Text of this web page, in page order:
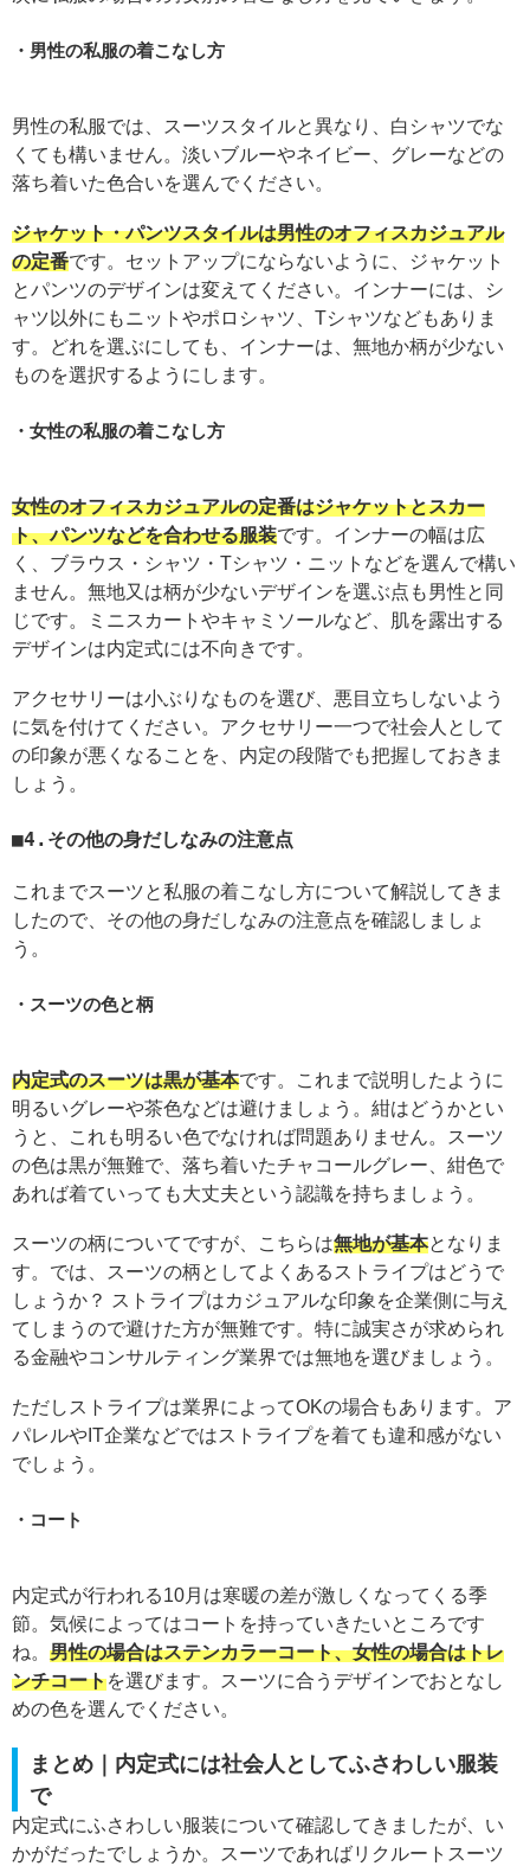
男性の私服の着こなし方
男性の私服では、スーツスタイルと異なり、白シャツでな
くても構いません。淡いブルーやネイビー、グレーなどの
落ち着いた色合いを選んでください。
ジャケット・パンツスタイルは男性のオフィスカジュアル
の定番です。セットアップにならないように、ジャケット
とパンツのデザインは変えてください。インナーには、シ
ャツ以外にもニットやポロシャツ、Tシャツなどもありま
す。どれを選ぶにしても、インナーは、無地か柄が少ない
ものを選択するようにします。
女性の私服の着こなし方
女性のオフィスカジュアルの定番はジャケットとスカー
ト、パンツなどを合わせる服装です。インナーの幅は広
く、ブラウス・シャツ・Tシャツ・ニットなどを選んで構い
ません。無地又は柄が少ないデザインを選ぶ点も男性と同
じです。ミニスカートやキャミソールなど、肌を露出する
デザインは内定式には不向きです。
アクセサリーは小ぶりなものを選び、悪目立ちしないよう
に気を付けてください。アクセサリー一つで社会人として
の印象が悪くなることを、内定の段階でも把握しておきま
しょう。
4.その他の身だしなみの注意点
これまでスーツと私服の着こなし方について解説してきま
したので、その他の身だしなみの注意点を確認しましょ
う。
スーツの色と柄
内定式のスーツは黒が基本です。これまで説明したように
明るいグレーや茶色などは避けましょう。紺はどうかとい
うと、これも明るい色でなければ問題ありません。スーツ
の色は黒が無難で、落ち着いたチャコールグレー、紺色で
あれば着ていっても大丈夫という認識を持ちましょう。
スーツの柄についてですが、こちらは無地が基本となりま
す。では、スーツの柄としてよくあるストライプはどうで
しょうか？ ストライプはカジュアルな印象を企業側に与え
てしまうので避けた方が無難です。特に誠実さが求められ
る金融やコンサルティング業界では無地を選びましょう。
ただしストライプは業界によってOKの場合もあります。ア
パレルやIT企業などではストライプを着ても違和感がない
でしょう。
コート
内定式が行われる10月は寒暖の差が激しくなってくる季
節。気候によってはコートを持っていきたいところです
ね。 男性の場合はステンカラーコート、女性の場合はトレ
ンチコートを選びます。スーツに合うデザインでおとなし
めの色を選んでください。
まとめ｜内定式には社会人としてふさわしい服装
で
内定式にふさわしい服装について確認してきましたが、い
かがだったでしょうか。スーツであればリクルートスーツ